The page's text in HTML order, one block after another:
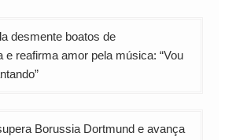
desmente boatos de
e reafirma amor pela música: “Vou
Borussia Dortmund e avança